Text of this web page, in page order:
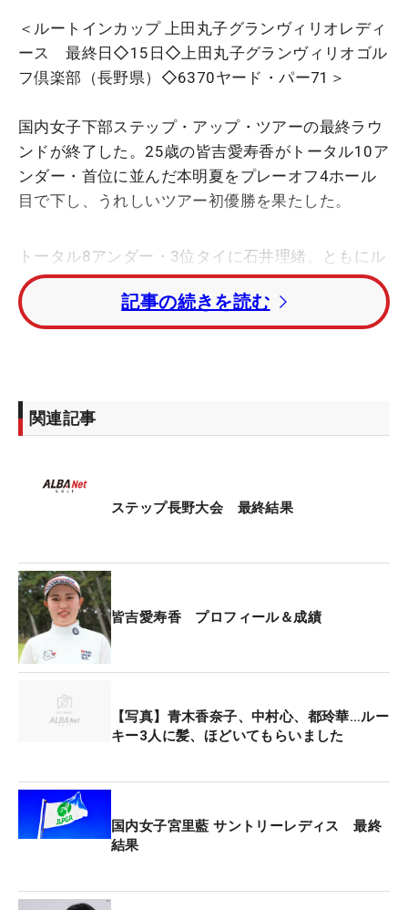
＜ルートインカップ 上田丸子グランヴィリオレディ
ース 最終日◇15日◇上田丸子グランヴィリオゴル
フ倶楽部（長野県）◇6370ヤード・パー71＞
国内女子下部ステップ・アップ・ツアーの最終ラウ
ンドが終了した。25歳の皆吉愛寿香がトータル10ア
ンダー・首位に並んだ本明夏をプレーオフ4ホール
目で下し、うれしいツアー初優勝を果たした。
トータル8アンダー・3位タイに石井理緒、ともにル
ーキーの福田萌維、山下心暖。トータル7アンダ
ー・6位タイには上久保実咲、東浩子、福山恵梨、
ルーキーの加藤麗奈が入った。
タイ。先週Vの浜崎未来はトータル1アンダー・27位
タイで大会を終えた。
今大会の賞金総額は2000万円。優勝した皆吉は360
万円を獲得した。
記事の続きを読む
関連記事
ステップ長野大会 最終結果
皆吉愛寿香 プロフィール＆成績
【写真】青木香奈子、中村心、都玲華…ルー
キー3人に髪、ほどいてもらいました
国内女子宮里藍 サントリーレディス 最終
結果